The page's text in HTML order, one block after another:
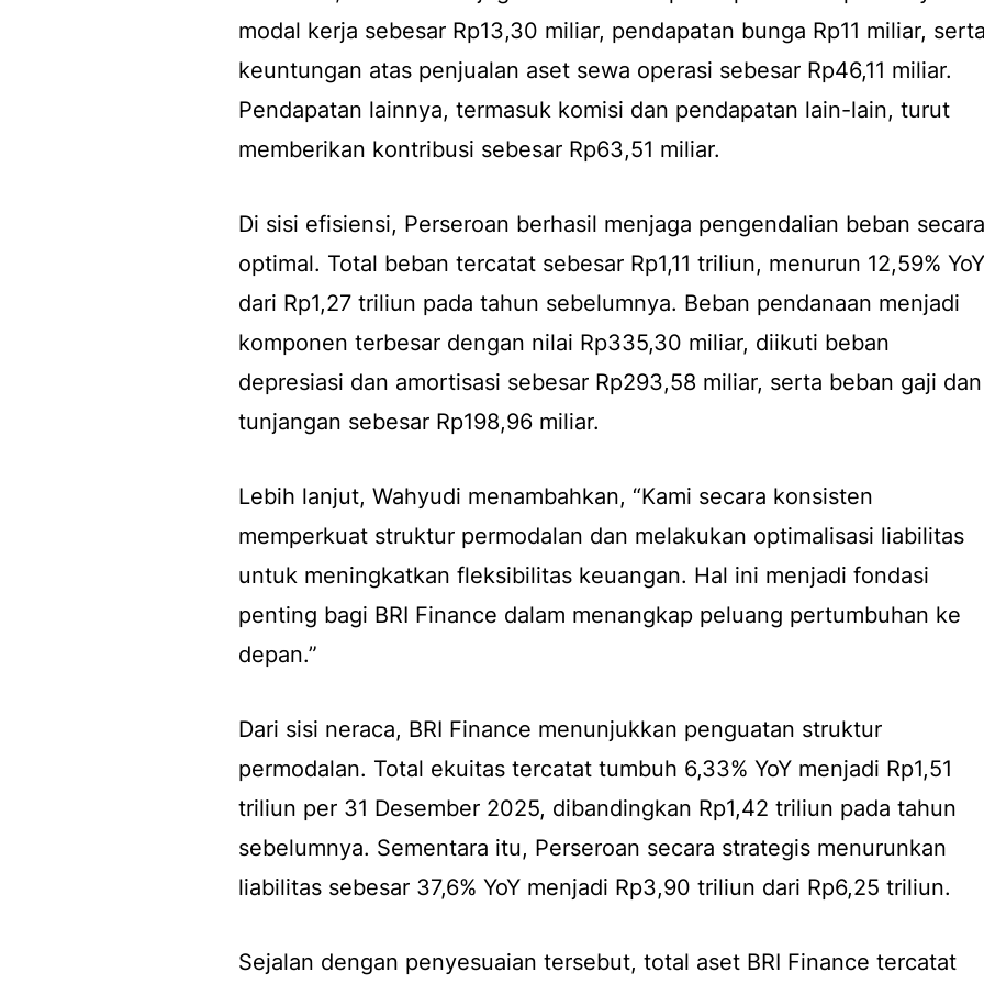
modal kerja sebesar Rp13,30 miliar, pendapatan bunga Rp11 miliar, serta
keuntungan atas penjualan aset sewa operasi sebesar Rp46,11 miliar.
Pendapatan lainnya, termasuk komisi dan pendapatan lain-lain, turut
memberikan kontribusi sebesar Rp63,51 miliar.
Di sisi efisiensi, Perseroan berhasil menjaga pengendalian beban secara
optimal. Total beban tercatat sebesar Rp1,11 triliun, menurun 12,59% YoY
dari Rp1,27 triliun pada tahun sebelumnya. Beban pendanaan menjadi
komponen terbesar dengan nilai Rp335,30 miliar, diikuti beban
depresiasi dan amortisasi sebesar Rp293,58 miliar, serta beban gaji dan
tunjangan sebesar Rp198,96 miliar.
Lebih lanjut, Wahyudi menambahkan, “Kami secara konsisten
memperkuat struktur permodalan dan melakukan optimalisasi liabilitas
untuk meningkatkan fleksibilitas keuangan. Hal ini menjadi fondasi
penting bagi BRI Finance dalam menangkap peluang pertumbuhan ke
depan.”
Dari sisi neraca, BRI Finance menunjukkan penguatan struktur
permodalan. Total ekuitas tercatat tumbuh 6,33% YoY menjadi Rp1,51
triliun per 31 Desember 2025, dibandingkan Rp1,42 triliun pada tahun
sebelumnya. Sementara itu, Perseroan secara strategis menurunkan
liabilitas sebesar 37,6% YoY menjadi Rp3,90 triliun dari Rp6,25 triliun.
Sejalan dengan penyesuaian tersebut, total aset BRI Finance tercatat